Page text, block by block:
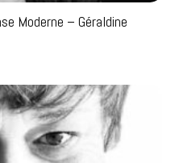
Moderne – Géraldine